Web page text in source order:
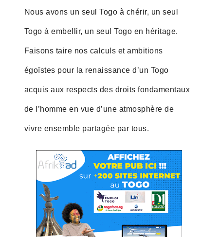
Nous avons un seul Togo à chérir, un seul
Togo à embellir, un seul Togo en héritage.
Faisons taire nos calculs et ambitions
égoïstes pour la renaissance d’un Togo
acquis aux respects des droits fondamentaux
de l’homme en vue d’une atmosphère de
vivre ensemble partagée par tous.